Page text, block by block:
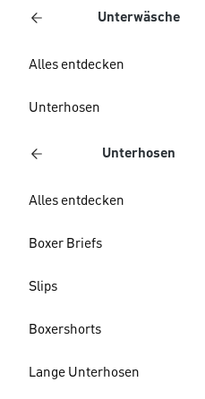
Unterwäsche
Alles entdecken
Unterhosen
Unterhosen
Alles entdecken
Boxer Briefs
Slips
Boxershorts
Lange Unterhosen